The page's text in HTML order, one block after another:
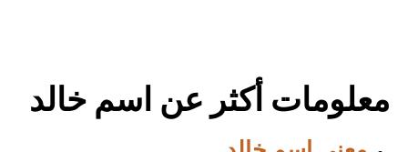
معلومات أكثر عن اسم خالد